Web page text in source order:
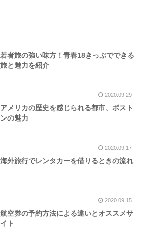
若者旅の強い味方！青春18きっぷでできる
旅と魅力を紹介
2020.09.29
アメリカの歴史を感じられる都市、ボスト
ンの魅力
2020.09.17
海外旅行でレンタカーを借りるときの流れ
2020.09.15
航空券の予約方法による違いとオススメサ
イト